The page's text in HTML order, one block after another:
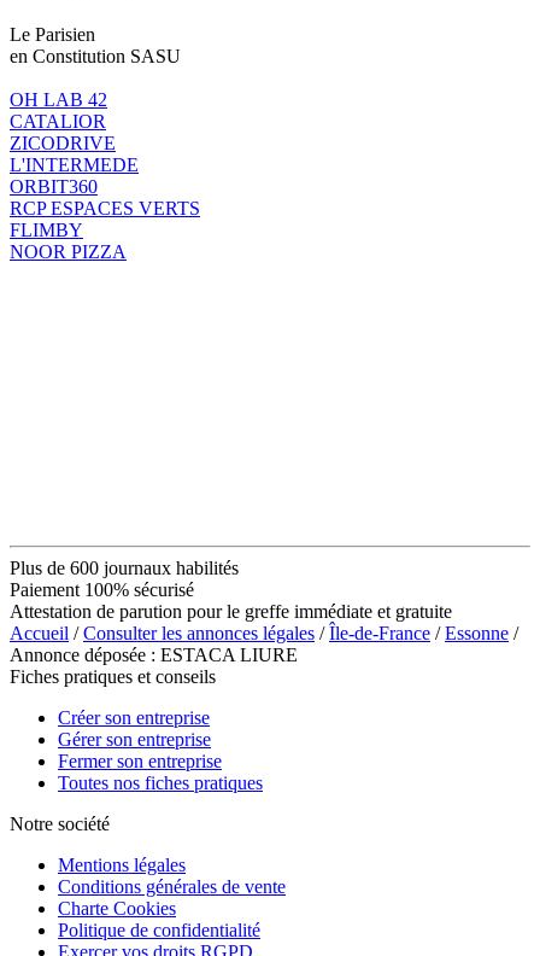
Le Parisien
en Constitution SASU
OH LAB 42
CATALIOR
ZICODRIVE
L'INTERMEDE
ORBIT360
RCP ESPACES VERTS
FLIMBY
NOOR PIZZA
Plus de 600 journaux habilités
Paiement 100% sécurisé
Attestation de parution pour le greffe immédiate et gratuite
Accueil /Consulter les annonces légales /Île-de-France /Essonne /
Annonce déposée : ESTACA LIURE
Fiches pratiques et conseils
Créer son entreprise
Gérer son entreprise
Fermer son entreprise
Toutes nos fiches pratiques
Notre société
Mentions légales
Conditions générales de vente
Charte Cookies
Politique de confidentialité
Exercer vos droits RGPD